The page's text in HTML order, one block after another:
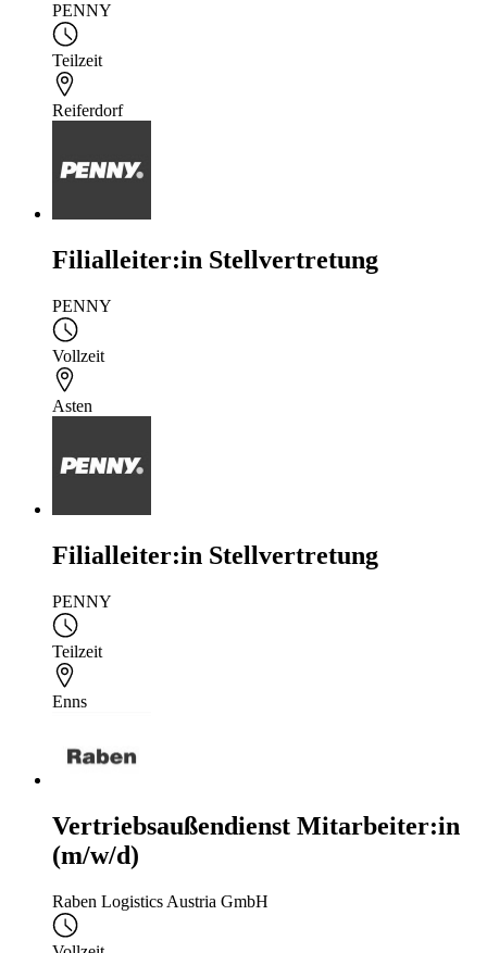
PENNY
Teilzeit
Reiferdorf
Filialleiter:in Stellvertretung
PENNY
Vollzeit
Asten
Filialleiter:in Stellvertretung
PENNY
Teilzeit
Enns
Vertriebsaußendienst Mitarbeiter:in
(m/w/d)
Raben Logistics Austria GmbH